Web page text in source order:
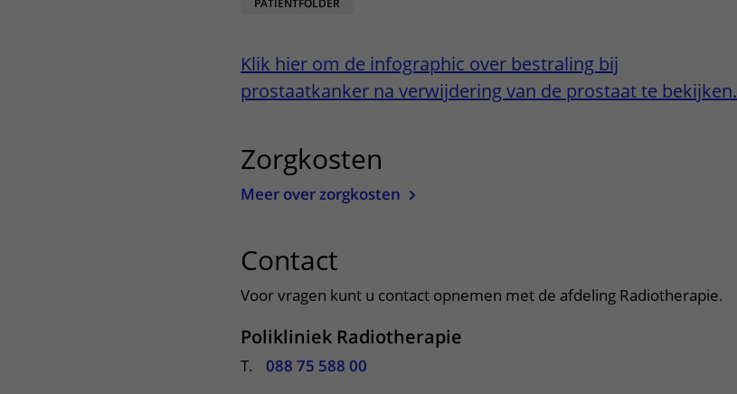
Wijzigen patiëntgegevens
Het Wilhelmina
Kinderziekenhuis
PATIËNTFOLDER
Klik hier om de infographic over bestraling bij
prostaatkanker na verwijdering van de prostaat te bekijken.
Zorgkosten
Meer over zorgkosten
Contact
Voor vragen kunt u contact opnemen met de afdeling Radiotherapie.
Polikliniek Radiotherapie
T.
088 75 588 00